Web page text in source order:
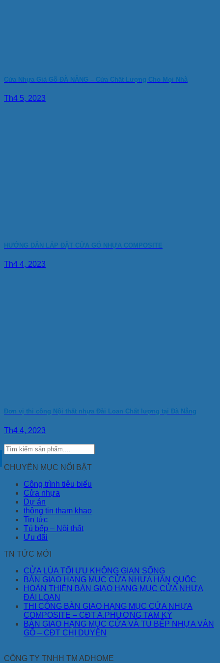
Cửa Nhựa Giả Gỗ ĐÀ NẴNG – Cửa Chất Lượng Cho Mọi Nhà
Th4 5, 2023
HƯỚNG DẪN LẮP ĐẶT CỬA GỖ NHỰA COMPOSITE
Th4 4, 2023
Đơn vị thi công Nội thất nhựa Đài Loan Chất lượng tại Đà Nẵng
Th4 4, 2023
CHUYÊN MỤC NỔI BẬT
Công trình tiêu biểu
Cửa nhựa
Dự án
thông tin tham khao
Tin tức
Tủ bếp – Nội thất
Ưu đãi
TN TỨC MỚI
CỬA LÙA TỐI ƯU KHÔNG GIAN SỐNG
BÀN GIAO HẠNG MỤC CỬA NHỰA HÀN QUỐC
HOÀN THIỆN BÀN GIAO HẠNG MỤC CỬA NHỰA
ĐÀI LOAN
THI CÔNG BÀN GIAO HẠNG MỤC CỬA NHỰA
COMPOSITE – CĐT A.PHƯƠNG TAM KỲ
BÀN GIAO HẠNG MỤC CỬA VÀ TỦ BẾP NHỰA VÂN
GỖ – CĐT CHỊ DUYÊN
CÔNG TY TNHH TM ADHOME